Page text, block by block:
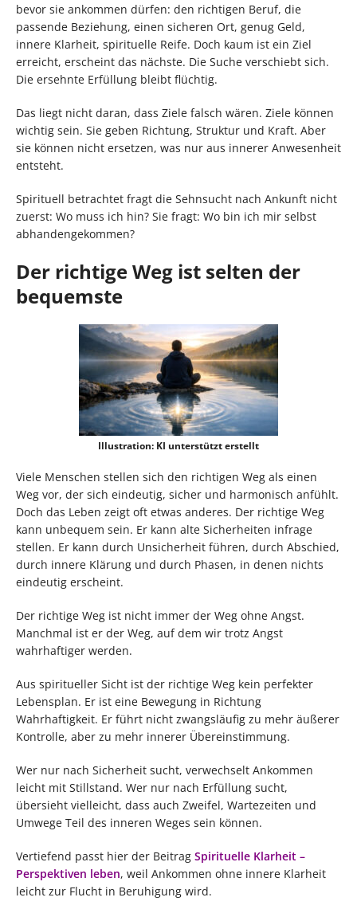
bevor sie ankommen dürfen: den richtigen Beruf, die
passende Beziehung, einen sicheren Ort, genug Geld,
innere Klarheit, spirituelle Reife. Doch kaum ist ein Ziel
erreicht, erscheint das nächste. Die Suche verschiebt sich.
Die ersehnte Erfüllung bleibt flüchtig.
Das liegt nicht daran, dass Ziele falsch wären. Ziele können
wichtig sein. Sie geben Richtung, Struktur und Kraft. Aber
sie können nicht ersetzen, was nur aus innerer Anwesenheit
entsteht.
Spirituell betrachtet fragt die Sehnsucht nach Ankunft nicht
zuerst: Wo muss ich hin? Sie fragt: Wo bin ich mir selbst
abhandengekommen?
Der richtige Weg ist selten der
bequemste
Illustration: KI unterstützt erstellt
Viele Menschen stellen sich den richtigen Weg als einen
Weg vor, der sich eindeutig, sicher und harmonisch anfühlt.
Doch das Leben zeigt oft etwas anderes. Der richtige Weg
kann unbequem sein. Er kann alte Sicherheiten infrage
stellen. Er kann durch Unsicherheit führen, durch Abschied,
durch innere Klärung und durch Phasen, in denen nichts
eindeutig erscheint.
Der richtige Weg ist nicht immer der Weg ohne Angst.
Manchmal ist er der Weg, auf dem wir trotz Angst
wahrhaftiger werden.
Aus spiritueller Sicht ist der richtige Weg kein perfekter
Lebensplan. Er ist eine Bewegung in Richtung
Wahrhaftigkeit. Er führt nicht zwangsläufig zu mehr äußerer
Kontrolle, aber zu mehr innerer Übereinstimmung.
Wer nur nach Sicherheit sucht, verwechselt Ankommen
leicht mit Stillstand. Wer nur nach Erfüllung sucht,
übersieht vielleicht, dass auch Zweifel, Wartezeiten und
Umwege Teil des inneren Weges sein können.
Vertiefend passt hier der Beitrag Spirituelle Klarheit –
Perspektiven leben, weil Ankommen ohne innere Klarheit
leicht zur Flucht in Beruhigung wird.